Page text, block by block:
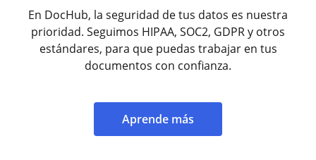
En DocHub, la seguridad de tus datos es nuestra
prioridad. Seguimos HIPAA, SOC2, GDPR y otros
estándares, para que puedas trabajar en tus
documentos con confianza.
Aprende más